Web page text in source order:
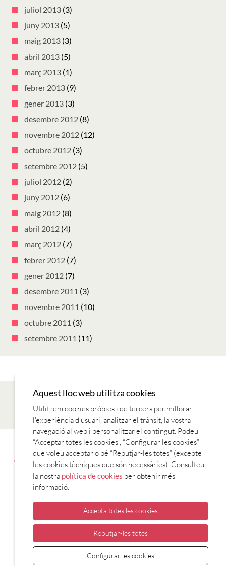
juliol 2013 (3)
juny 2013 (5)
maig 2013 (3)
abril 2013 (5)
març 2013 (1)
febrer 2013 (9)
gener 2013 (3)
desembre 2012 (8)
novembre 2012 (12)
octubre 2012 (3)
setembre 2012 (5)
juliol 2012 (2)
juny 2012 (6)
maig 2012 (8)
abril 2012 (4)
març 2012 (7)
febrer 2012 (7)
gener 2012 (7)
desembre 2011 (3)
novembre 2011 (10)
octubre 2011 (3)
setembre 2011 (11)
AVANTATGES AMB EL CARNET CONTACTE
COL·LABORADORES
ESTABLIMENTS COL·LABORADORS
VOLS APUNTAR?
CONSORCI PER A LA NORMALITZACIÓ
LINGÜÍSTICA
Aquest lloc web utilitza cookies
Utilitzem cookies pròpies i de tercers per millorar
l'experiència d'usuari, analitzar el trànsit, la vostra
navegació al web i personalitzar el contingut. Podeu
“Acceptar totes les cookies”, “Configurar les cookies”
que voleu acceptar o bé “Rebutjar-les totes” (excepte
les cookies tècniques que són necessàries). Consulteu
la nostra política de cookies per obtenir més
informació.
Accepta totes les cookies
Rebutjar-les totes
Configurar les cookies